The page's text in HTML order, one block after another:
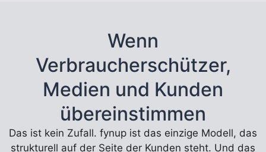
Wenn
Verbraucherschützer,
Medien und Kunden
übereinstimmen
Das ist kein Zufall. fynup ist das einzige Modell, das
strukturell auf der Seite der Kunden steht. Und das